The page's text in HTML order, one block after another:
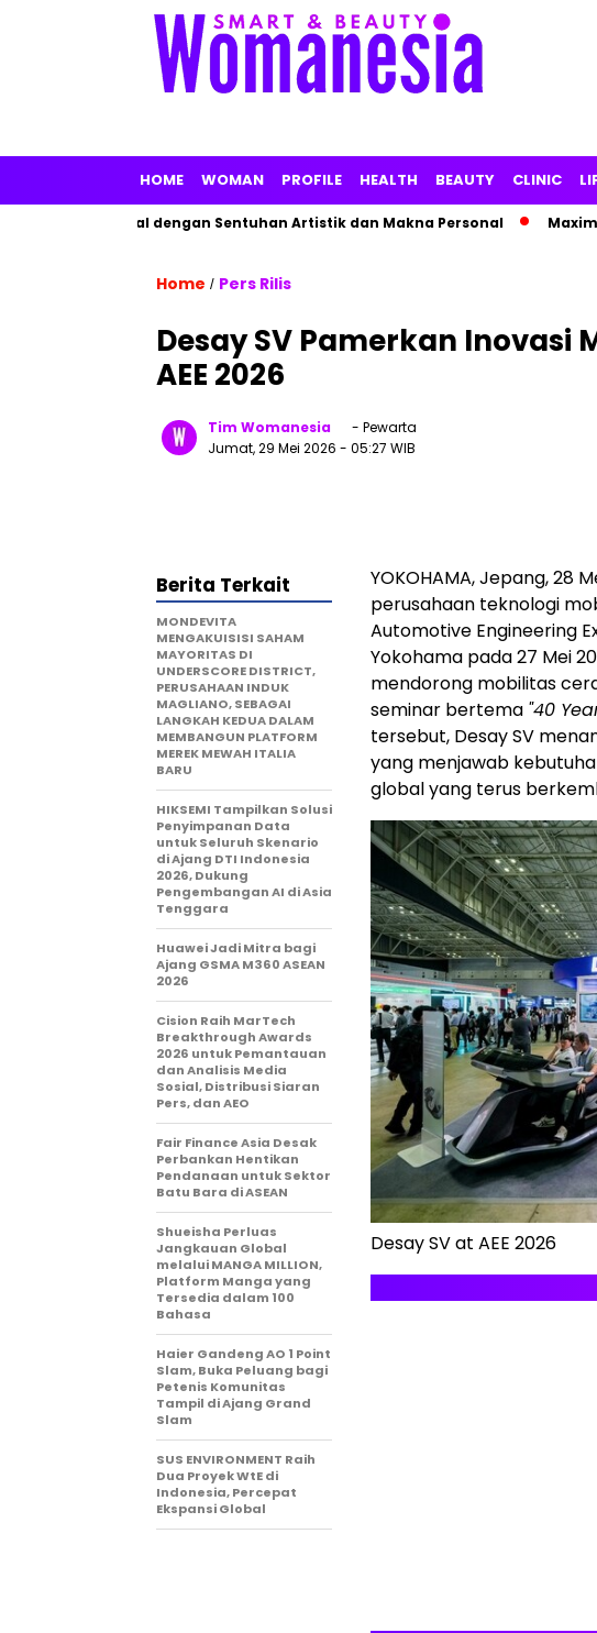
HOME WOMAN PROFILE HEALTH BEAUTY CLINIC
Lokal dengan Sentuhan Artistik dan Makna Personal Maxime
Home / Pers Rilis
Desay SV Pamerkan Inovasi
AEE 2026
Tim Womanesia
- Pewarta
Jumat, 29 Mei 2026 - 05:27 WIB
YOKOHAMA, Jepang, 28
perusahaan teknologi
Automotive Engineering
Yokohama pada 27 Mei
mendorong mobilitas
seminar bertema "40
tersebut, Desay SV
yang menjawab
global yang terus
Desay SV at AEE 2026
Berita Terkait
MONDEVITA
MENGAKUISISI SAHAM
MAYORITAS DI
UNDERSCORE DISTRICT,
PERUSAHAAN INDUK
MAGLIANO, SEBAGAI
LANGKAH KEDUA DALAM
MEMBANGUN PLATFORM
MEREK MEWAH ITALIA
BARU
HIKSEMI Tampilkan Solusi
Penyimpanan Data
untuk Seluruh Skenario
di Ajang DTI Indonesia
2026, Dukung
Pengembangan AI di Asia
Tenggara
Huawei Jadi Mitra bagi
Ajang GSMA M360 ASEAN
2026
Cision Raih MarTech
Breakthrough Awards
2026 untuk Pemantauan
dan Analisis Media
Sosial, Distribusi Siaran
Pers, dan AEO
Fair Finance Asia Desak
Perbankan Hentikan
Pendanaan untuk Sektor
Batu Bara di ASEAN
Shueisha Perluas
Jangkauan Global
melalui MANGA MILLION,
Platform Manga yang
Tersedia dalam 100
Bahasa
Haier Gandeng AO 1 Point
Slam, Buka Peluang bagi
Petenis Komunitas
Tampil di Ajang Grand
Slam
SUS ENVIRONMENT Raih
Dua Proyek WtE di
Indonesia, Percepat
Ekspansi Global